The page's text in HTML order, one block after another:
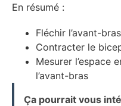
En résumé :
Fléchir l’avant-
Contracter le
Mesurer l’espace
l’avant-bras
Ça pourrait vous